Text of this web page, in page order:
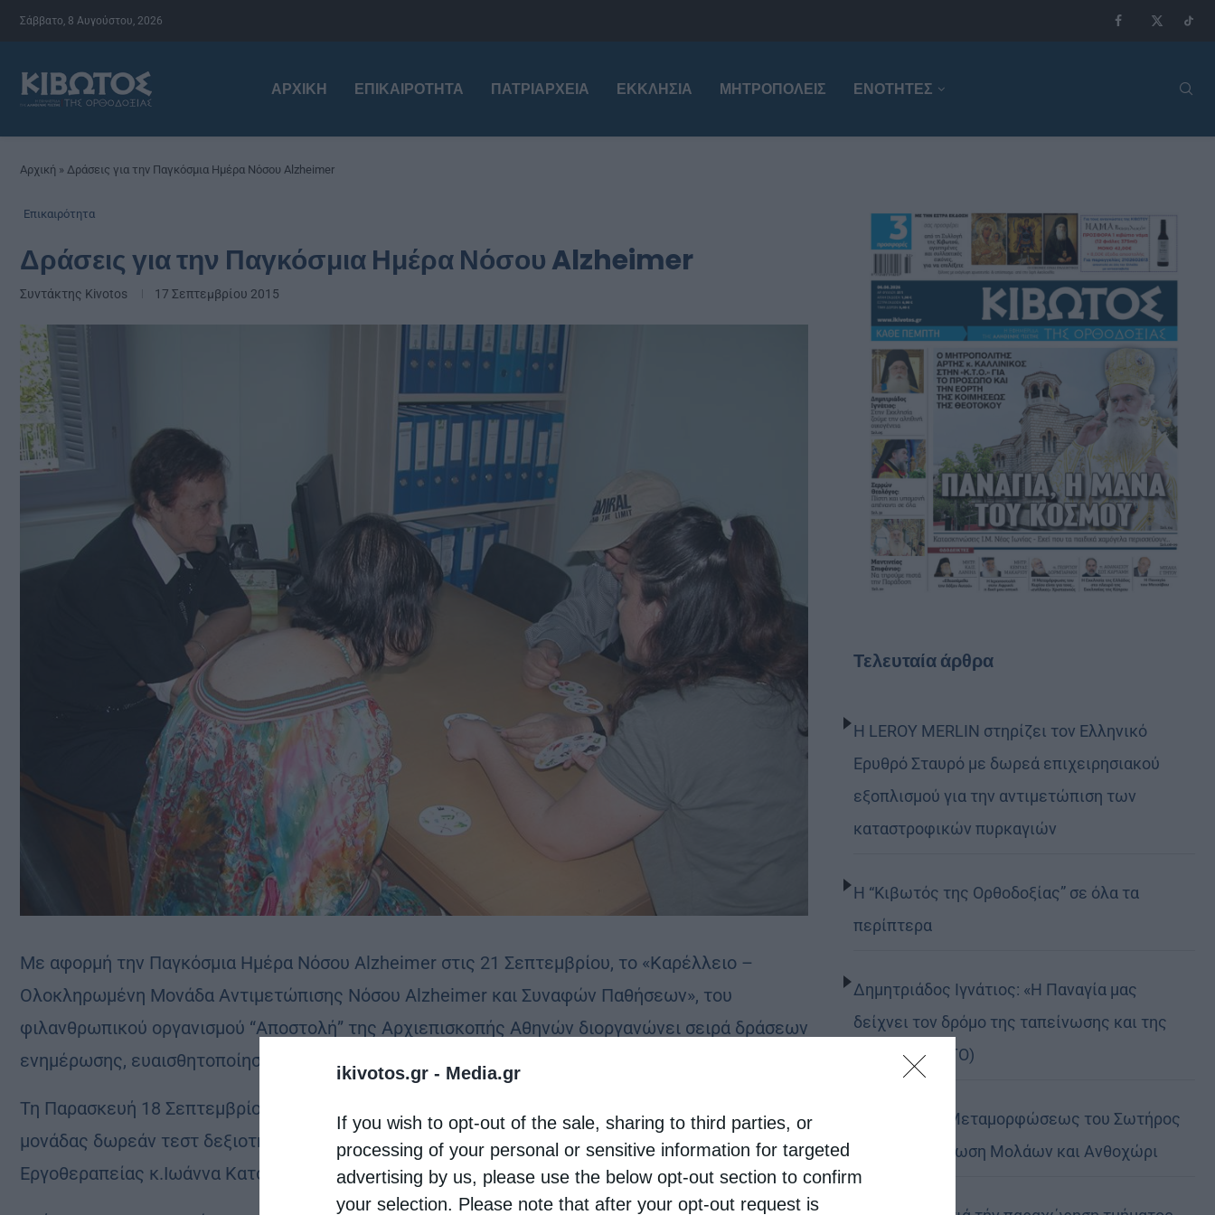
ikivotos.gr - Media.gr
If you wish to opt-out of the sale, sharing to third parties, or
processing of your personal or sensitive information for targeted
advertising by us, please use the below opt-out section to confirm
your selection. Please note that after your opt-out request is
Σάββατο, 8 Αυγούστου, 2026
ΑΡΧΙΚΉ ΕΠΙΚΑΙΡΌΤΗΤΑ ΠΑΤΡΙΑΡΧΕΊΑ ΕΚΚΛΗΣΊΑ ΜΗΤΡΟΠΌΛΕΙΣ ΕΝΟΤΗΤΕΣ
Αρχική » Δράσεις για την Παγκόσμια Ημέρα Νόσου Alzheimer
Επικαιρότητα
Δράσεις για την Παγκόσμια Ημέρα Νόσου Alzheimer
Συντάκτης Kivotos 17 Σεπτεμβρίου 2015
Με αφορμή την Παγκόσμια Ημέρα Νόσου Alzheimer στις 21 Σεπτεμβρίου, το «Καρέλλειο –
Ολοκληρωμένη Μονάδα Αντιμετώπισης Νόσου Alzheimer και Συναφών Παθήσεων», του
φιλανθρωπικού οργανισμού “Αποστολή” της Αρχιεπισκοπής Αθηνών διοργανώνει σειρά δράσεων
ενημέρωσης, ευαισθητοποίησης και πρόληψης σχετικά με τη νόσο.
Τη Παρασκευή 18 Σεπτεμβρίου και ώρα 13:00 π.μ. – 17:00 μ.μ. θα διεξαχθούν στο χώρο της
μονάδας δωρεάν τεστ δεξιοτήτων οδήγησης, από την αναπληρώτρια πρόεδρο του ΤΕΙ
Εργοθεραπείας κ.Ιωάννα Κατσούρη.
Τελευταία άρθρα
Η LEROY MERLIN στηρίζει τον Ελληνικό
Ερυθρό Σταυρό με δωρεά επιχειρησιακού
εξοπλισμού για την αντιμετώπιση των
καταστροφικών πυρκαγιών
Η “Κιβωτός της Ορθοδοξίας” σε όλα τα
περίπτερα
Δημητριάδος Ιγνάτιος: «Η Παναγία μας
δείχνει τον δρόμο της ταπείνωσης και της
σιωπής» (ΦΩΤΟ)
Η εορτή της Μεταμορφώσεως του Σωτήρος
σε Μεταμόρφωση Μολάων και Ανθοχώρι